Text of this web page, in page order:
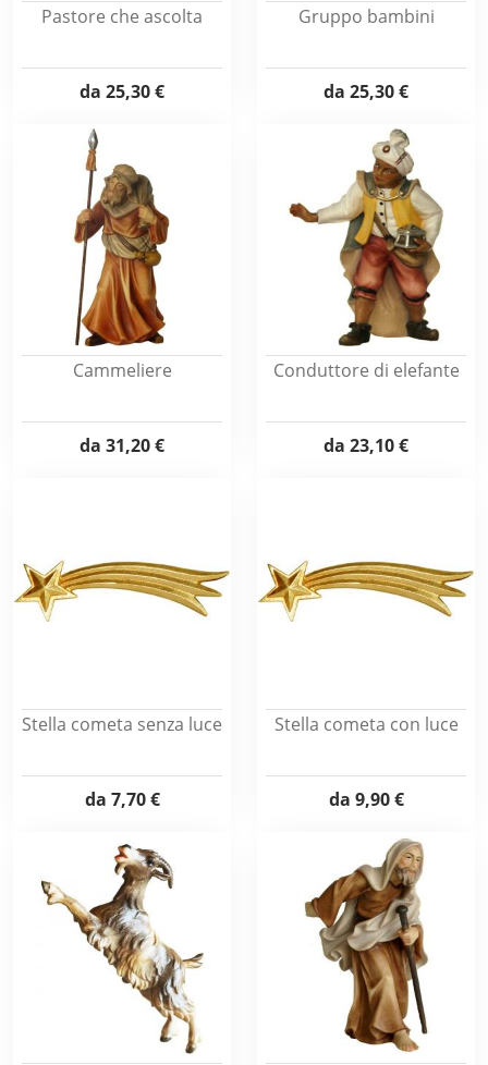
Pastore che ascolta
da 25,30 €
Gruppo bambini
da 25,30 €
Cammeliere
da 31,20 €
Conduttore di elefante
da 23,10 €
Stella cometa senza luce
da 7,70 €
Stella cometa con luce
da 9,90 €